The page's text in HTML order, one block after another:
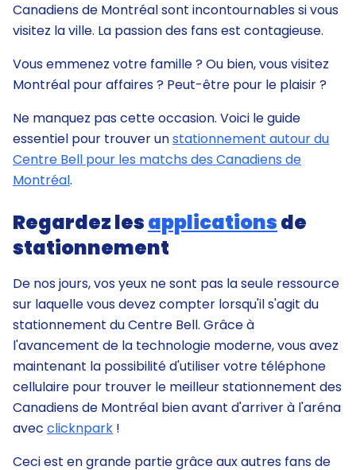
Canadiens de Montréal sont incontournables si vous
visitez la ville. La passion des fans est contagieuse.
Vous emmenez votre famille ? Ou bien, vous visitez
Montréal pour affaires ? Peut-être pour le plaisir ?
Ne manquez pas cette occasion. Voici le guide
essentiel pour trouver unstationnement autour du
Centre Bell pour les matchs des Canadiens de
Montréal.
Regardez lesapplicationsde
stationnement
De nos jours, vos yeux ne sont pas la seule ressource
sur laquelle vous devez compter lorsqu'il s'agit du
stationnement du Centre Bell. Grâce à
l'avancement de la technologie moderne, vous avez
maintenant la possibilité d'utiliser votre téléphone
cellulaire pour trouver le meilleur stationnement des
Canadiens de Montréal bien avant d'arriver à l'aréna
avec clicknpark !
Ceci est en grande partie grâce aux autres fans de